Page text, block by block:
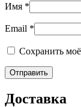
Имя *
Email *
Сохранить
Доставка